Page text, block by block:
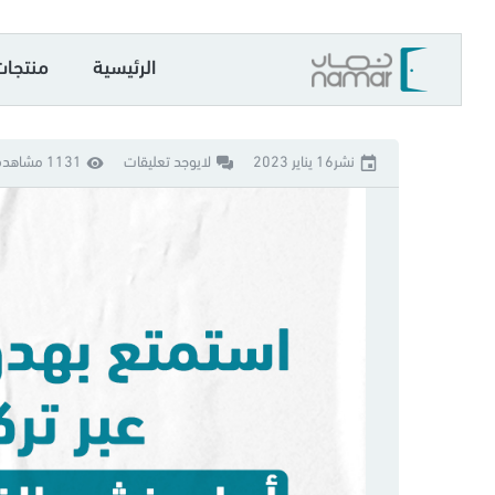
الرئيسية
نشر16 يناير 2023 لايوجد تعليقات 1131 مشاهدة